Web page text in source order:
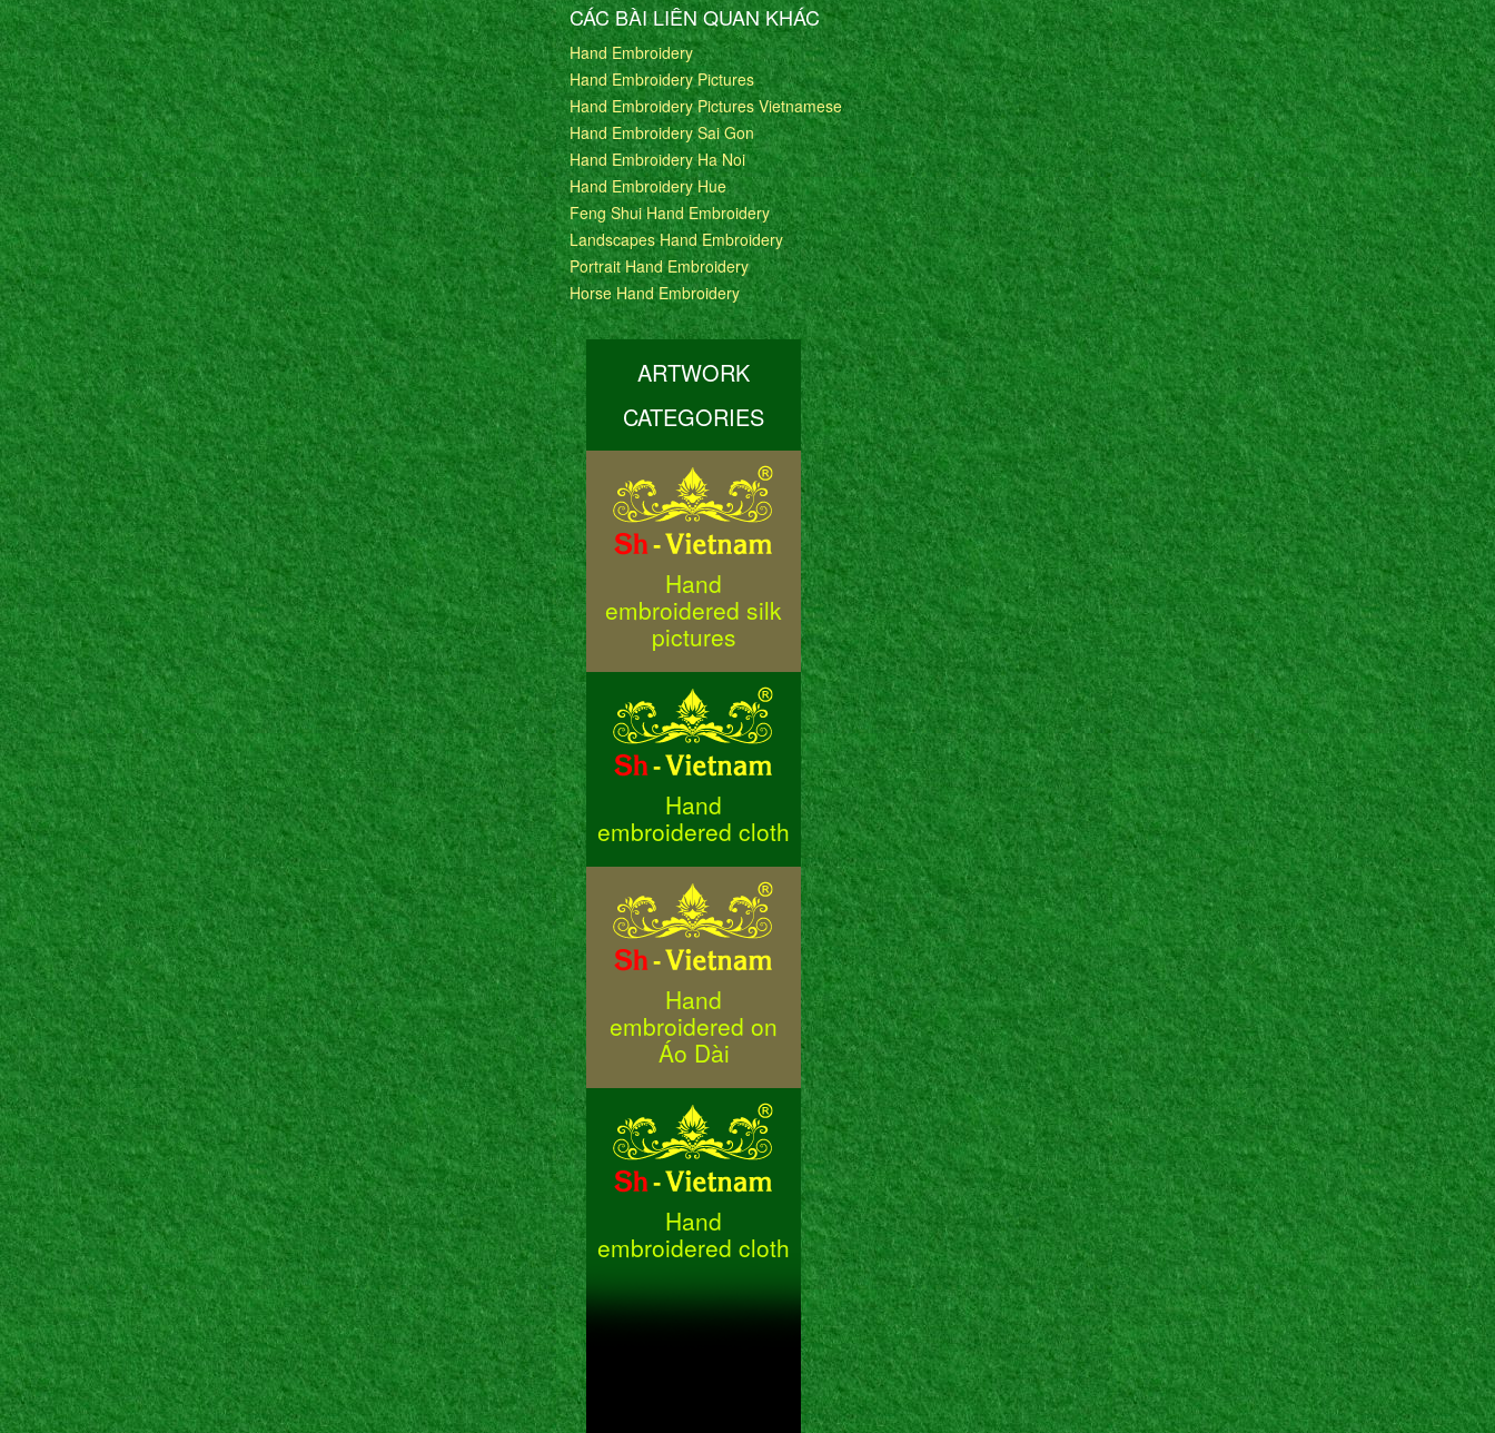
CÁC BÀI LIÊN QUAN KHÁC
Hand Embroidery
Hand Embroidery Pictures
Hand Embroidery Pictures Vietnamese
Hand Embroidery Sai Gon
Hand Embroidery Ha Noi
Hand Embroidery Hue
Feng Shui Hand Embroidery
Landscapes Hand Embroidery
Portrait Hand Embroidery
Horse Hand Embroidery
ARTWORK
CATEGORIES
Hand
embroidered silk
pictures
Hand
embroidered cloth
Hand
embroidered on
Áo Dài
Hand
embroidered cloth